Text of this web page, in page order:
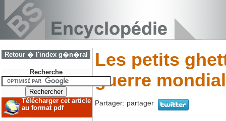
Retour � l'index g�n�ral
Recherche
Télécharger cet article
au format pdf
Les petits
guerre
Partager: partager